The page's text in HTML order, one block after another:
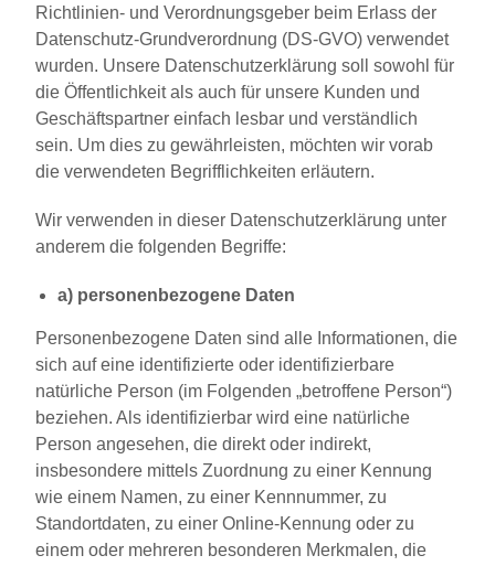
Richtlinien- und Verordnungsgeber beim Erlass der
Datenschutz-Grundverordnung (DS-GVO) verwendet
wurden. Unsere Datenschutzerklärung soll sowohl für
die Öffentlichkeit als auch für unsere Kunden und
Geschäftspartner einfach lesbar und verständlich
sein. Um dies zu gewährleisten, möchten wir vorab
die verwendeten Begrifflichkeiten erläutern.
Wir verwenden in dieser Datenschutzerklärung unter
anderem die folgenden Begriffe:
a) personenbezogene Daten
Personenbezogene Daten sind alle Informationen, die
sich auf eine identifizierte oder identifizierbare
natürliche Person (im Folgenden „betroffene Person“)
beziehen. Als identifizierbar wird eine natürliche
Person angesehen, die direkt oder indirekt,
insbesondere mittels Zuordnung zu einer Kennung
wie einem Namen, zu einer Kennnummer, zu
Standortdaten, zu einer Online-Kennung oder zu
einem oder mehreren besonderen Merkmalen, die